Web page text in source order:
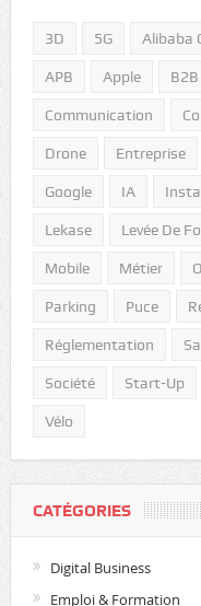
3D 5G Alibaba
APB Apple B2B
Communication
Drone Entreprise
Google IA
Lekase Levée De
Mobile Métier
Parking Puce
Réglementation
Société Start-Up
Vélo
CATÉGORIES
Digital Business
Emploi & Formation